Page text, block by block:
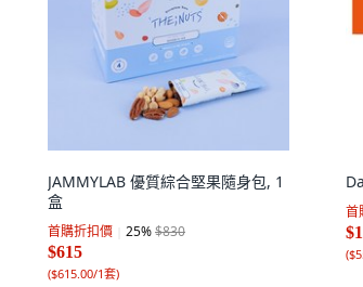
JAMMYLAB 優質綜合堅果隨身包, 1
盒
首購折扣價 25%$830
$615
($615.00/1套)
首
(